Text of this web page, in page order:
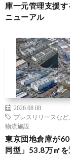
庫一元管理支援す
ニューアル
2026.08.08
プレスリリースなど
物流施設
東京団地倉庫が
同型」53.8万㎡